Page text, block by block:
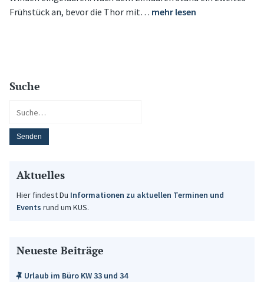
Frühstück an, bevor die Thor mit… mehr lesen
Suche
Aktuelles
Hier findest Du Informationen zu aktuellen Terminen und
Events rund um KUS.
Neueste Beiträge
Urlaub im Büro KW 33 und 34